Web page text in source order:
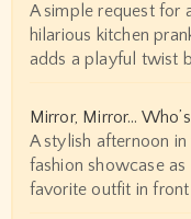
A simple request for
hilarious kitchen
adds a playful twist
Mirror, Mirror…
A stylish afternoon
fashion showcase
favorite outfit in